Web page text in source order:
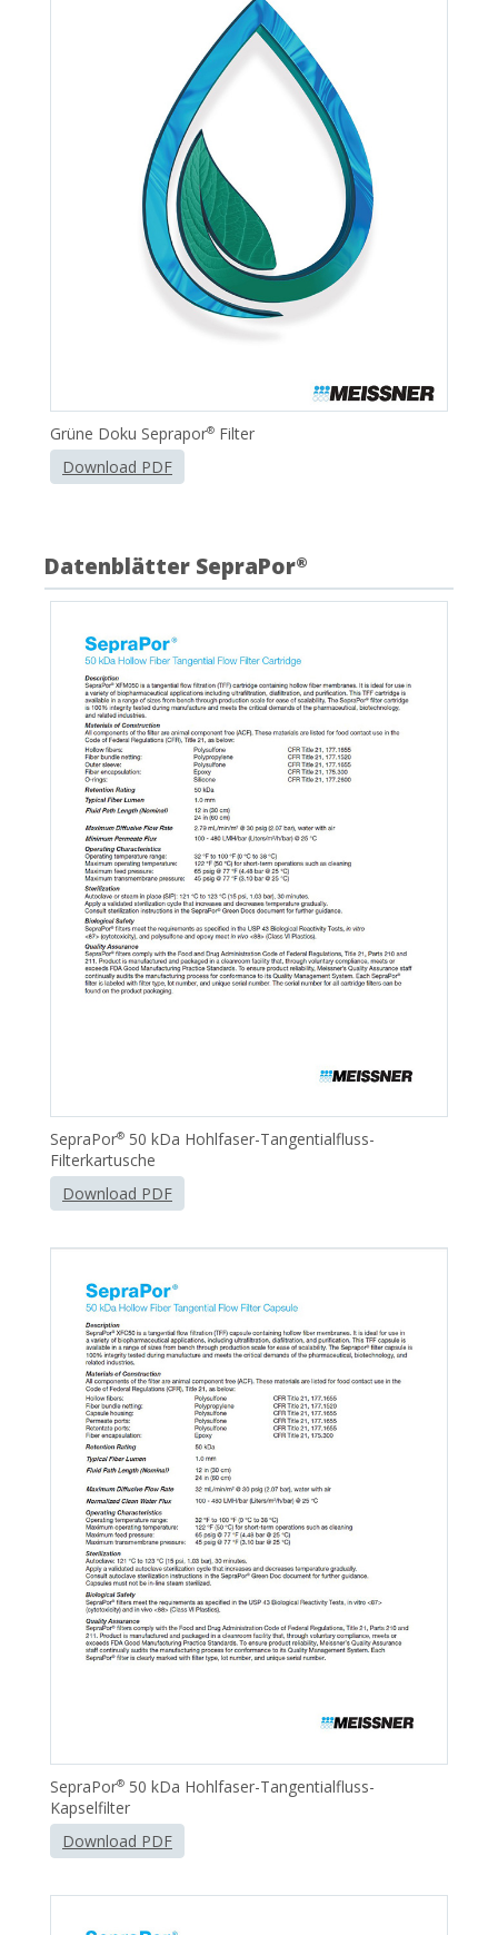
Grüne Doku Seprapor® Filter
Download PDF
Datenblätter SepraPor®
SepraPor® 50 kDa Hohlfaser-Tangentialfluss-
Filterkartusche
Download PDF
SepraPor® 50 kDa Hohlfaser-Tangentialfluss-
Kapselfilter
Download PDF